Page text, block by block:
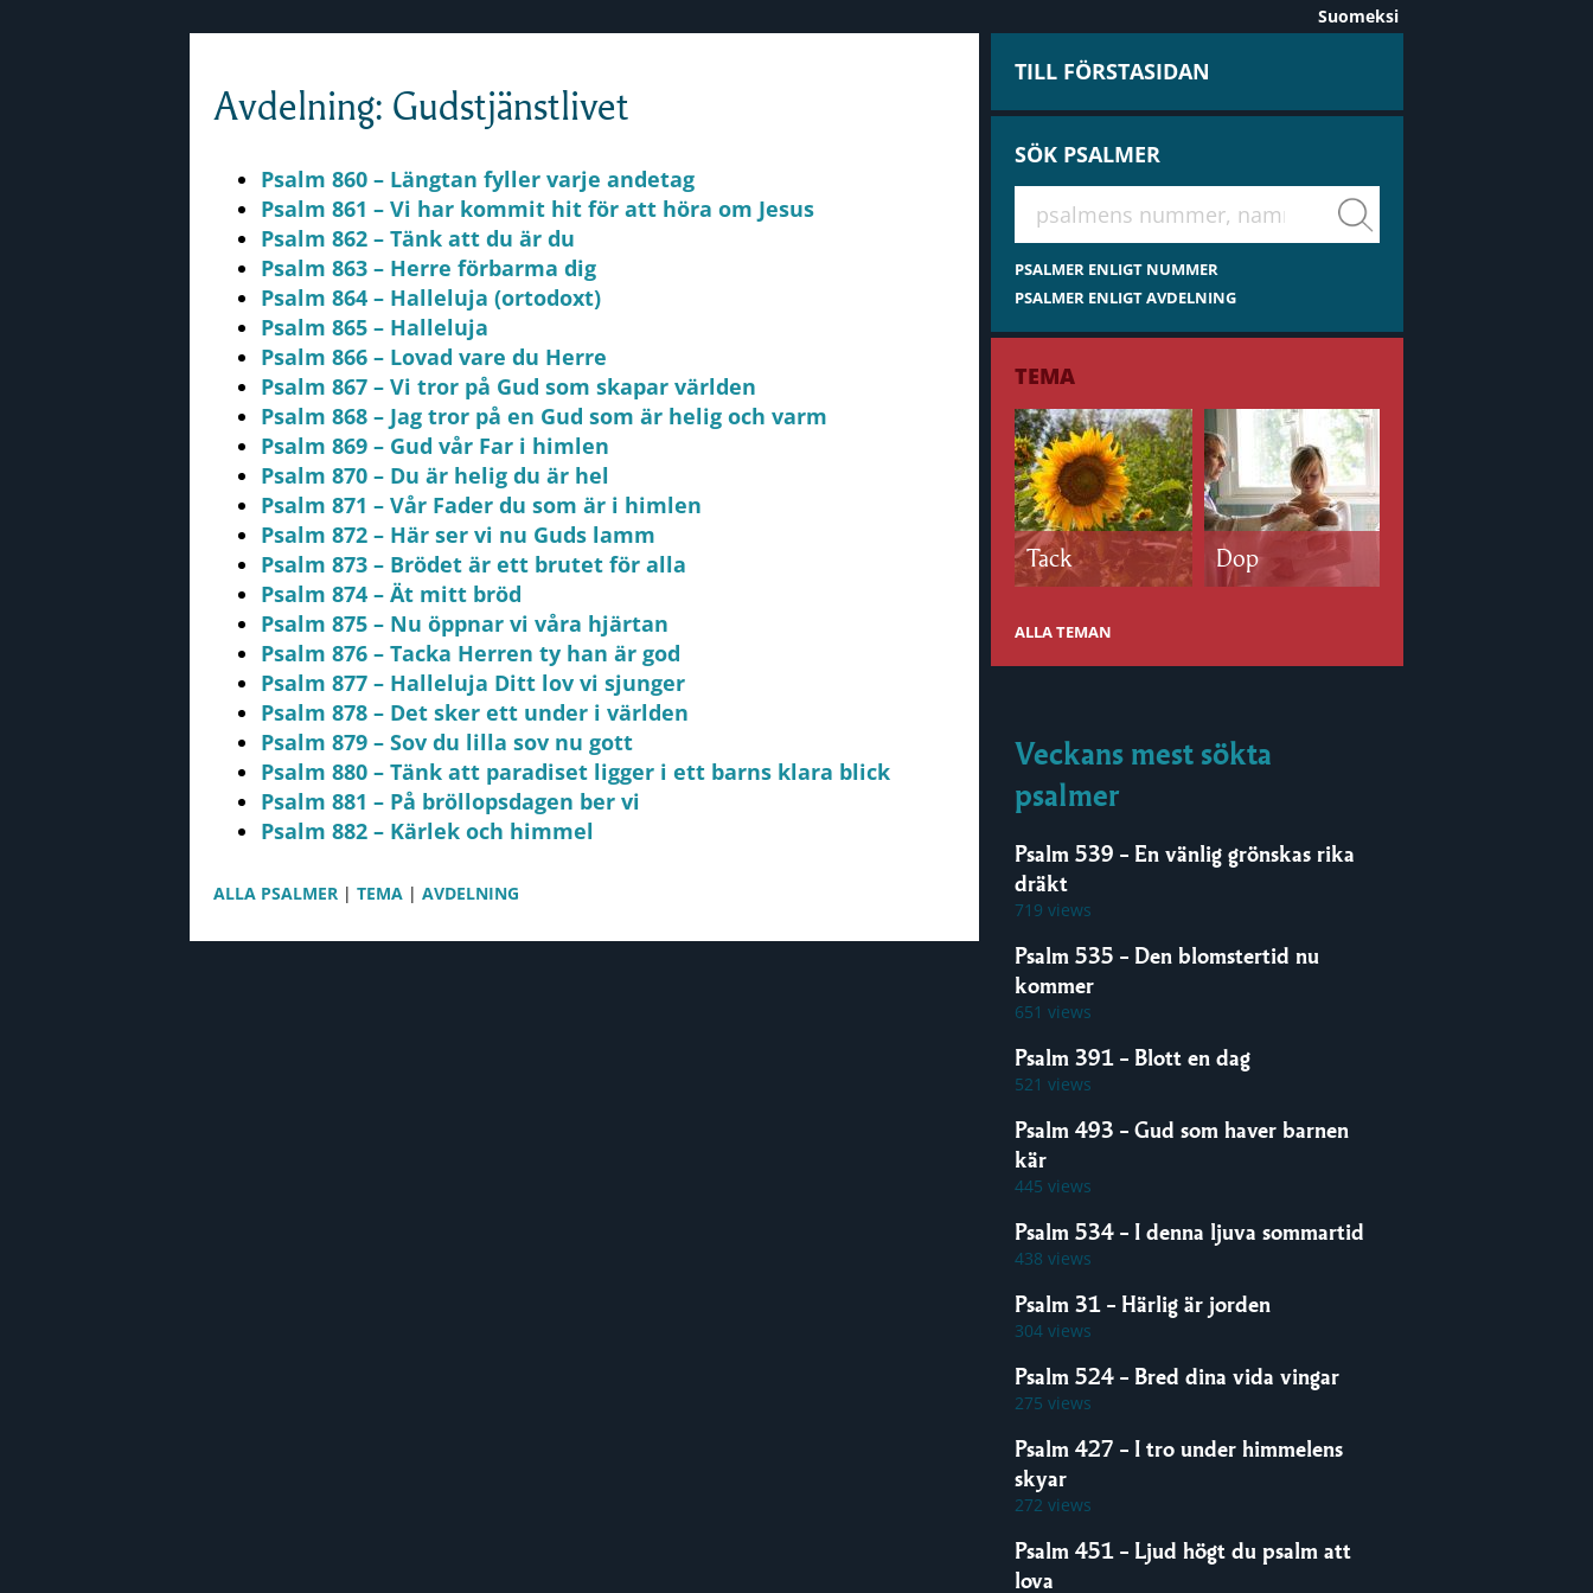
Suomeksi
Avdelning: Gudstjänstlivet
Psalm 860 – Längtan fyller varje andetag
Psalm 861 – Vi har kommit hit för att höra om Jesus
Psalm 862 – Tänk att du är du
Psalm 863 – Herre förbarma dig
Psalm 864 – Halleluja (ortodoxt)
Psalm 865 – Halleluja
Psalm 866 – Lovad vare du Herre
Psalm 867 – Vi tror på Gud som skapar världen
Psalm 868 – Jag tror på en Gud som är helig och varm
Psalm 869 – Gud vår Far i himlen
Psalm 870 – Du är helig du är hel
Psalm 871 – Vår Fader du som är i himlen
Psalm 872 – Här ser vi nu Guds lamm
Psalm 873 – Brödet är ett brutet för alla
Psalm 874 – Ät mitt bröd
Psalm 875 – Nu öppnar vi våra hjärtan
Psalm 876 – Tacka Herren ty han är god
Psalm 877 – Halleluja Ditt lov vi sjunger
Psalm 878 – Det sker ett under i världen
Psalm 879 – Sov du lilla sov nu gott
Psalm 880 – Tänk att paradiset ligger i ett barns klara blick
Psalm 881 – På bröllopsdagen ber vi
Psalm 882 – Kärlek och himmel
ALLA PSALMER | TEMA | AVDELNING
TILL FÖRSTASIDAN
SÖK PSALMER
Hae virsiä
PSALMER ENLIGT NUMMER
PSALMER ENLIGT AVDELNING
TEMA
Tack Dop
ALLA TEMAN
Veckans mest sökta
psalmer
Psalm 539 – En vänlig grönskas rika
dräkt
719 views
Psalm 535 – Den blomstertid nu
kommer
651 views
Psalm 391 – Blott en dag
521 views
Psalm 493 – Gud som haver barnen
kär
445 views
Psalm 534 – I denna ljuva sommartid
438 views
Psalm 31 – Härlig är jorden
304 views
Psalm 524 – Bred dina vida vingar
275 views
Psalm 427 – I tro under himmelens
skyar
272 views
Psalm 451 – Ljud högt du psalm att
lova